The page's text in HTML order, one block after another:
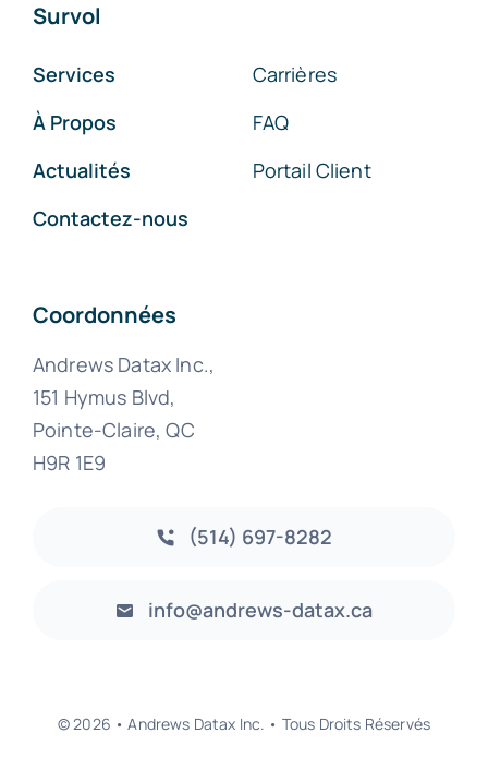
Survol
Services
À Propos
Actualités
Contactez-nous
Carrières
FAQ
Portail Client
Coordonnées
Andrews Datax Inc.,
151 Hymus Blvd,
Pointe-Claire, QC
H9R 1E9
(514) 697-8282
info@andrews-datax.ca
© 2026 • Andrews Datax Inc. • Tous Droits Réservés